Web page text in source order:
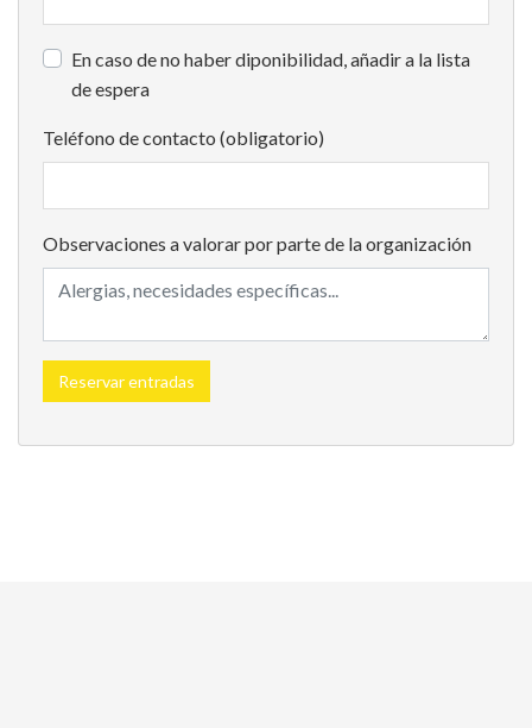
En caso de no haber diponibilidad, añadir a la lista
de espera
Teléfono de contacto (obligatorio)
Observaciones a valorar por parte de la organización
Reservar entradas